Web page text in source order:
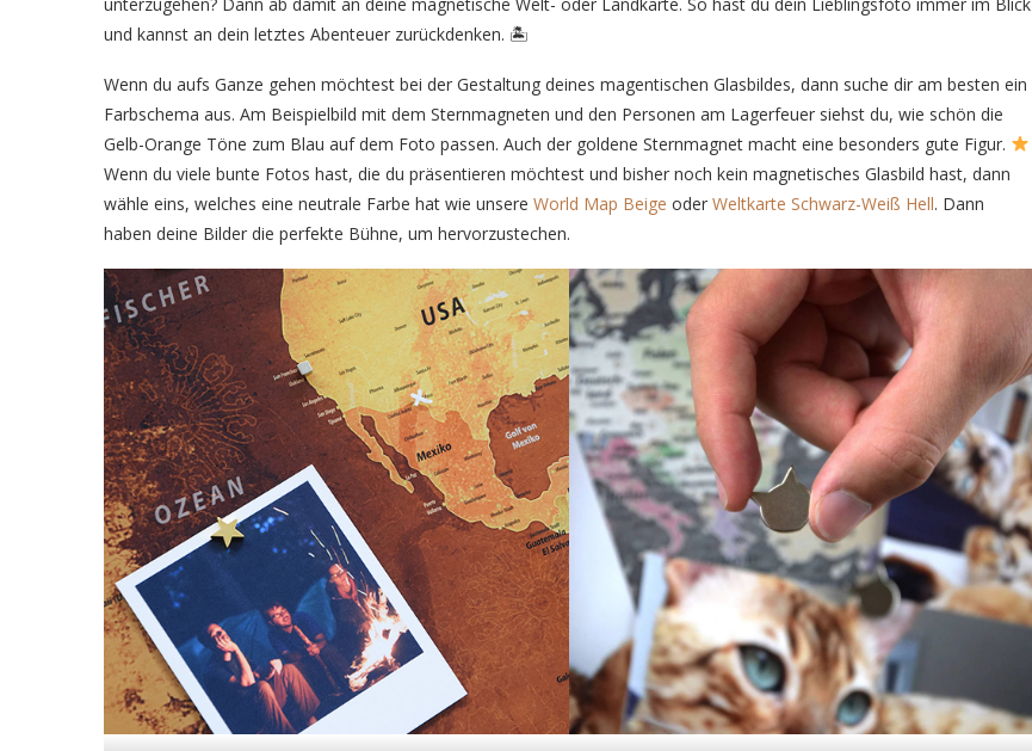
und kannst an dein letztes Abenteuer zurückdenken. 🏝
Wenn du aufs Ganze gehen möchtest bei der Gestaltung deines magentischen Glasbildes, dann suche dir am besten ein
Farbschema aus. Am Beispielbild mit dem Sternmagneten und den Personen am Lagerfeuer siehst du, wie schön die
Gelb-Orange Töne zum Blau auf dem Foto passen. Auch der goldene Sternmagnet macht eine besonders gute Figur.
Wenn du viele bunte Fotos hast, die du präsentieren möchtest und bisher noch kein magnetisches Glasbild hast, dann
wähle eins, welches eine neutrale Farbe hat wie unsere World Map Beige oder Weltkarte Schwarz-Weiß Hell. Dann
haben deine Bilder die perfekte Bühne, um hervorzustechen.